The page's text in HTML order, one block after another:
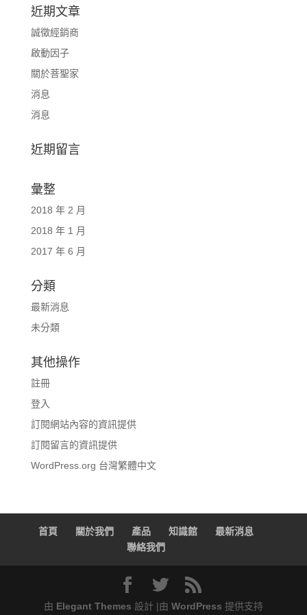
近期文章
誠徵經銷商
啟動因子
關於菩聖家
消息
消息
近期留言
彙整
2018 年 2 月
2018 年 1 月
2017 年 6 月
分類
最新消息
未分類
其他操作
註冊
登入
訂閱網站內容的資訊提供
訂閱留言的資訊提供
WordPress.org 台灣繁體中文
首頁 關於我們 產品 知識館
最新消息
聯絡我們
由 Elegant Themes 設計 |由 WordPress 提供支持